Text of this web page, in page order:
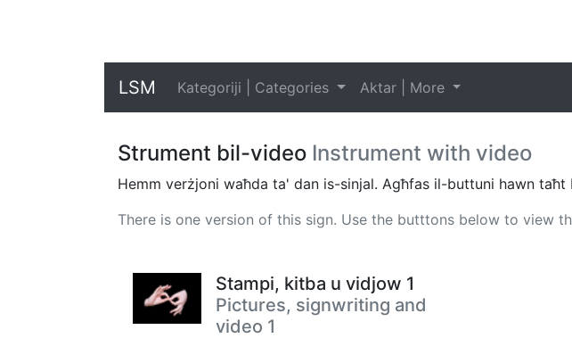
LSM Kategoriji | Categories Aktar | More
Strument bil-video Instrument with video
Hemm verżjoni waħda ta' dan is-sinjal. Agħfas il-buttuni hawn
There is one version of this sign. Use the butttons below to view
Stampi, kitba u vidjow 1
Pictures, signwriting and
video 1